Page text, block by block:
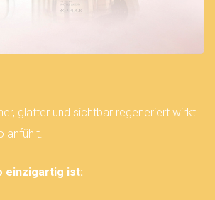
glatter und sichtbar regeneriert wirkt
anfühlt.
einzigartig ist: